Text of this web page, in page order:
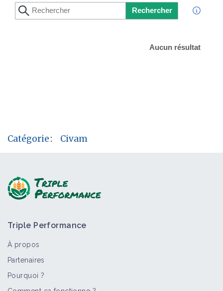
Rechercher
Aucun résultat
Catégorie: Civam
Triple Performance
À propos
Partenaires
Pourquoi ?